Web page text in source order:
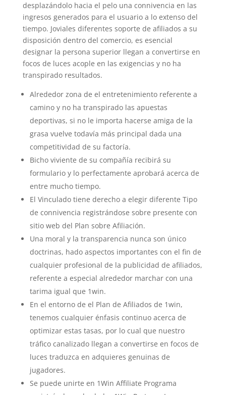
desplazándolo hacia el pelo una connivencia en las
ingresos generados para el usuario a lo extenso del
tiempo. Joviales diferentes soporte de afiliados a su
disposición dentro del comercio, es esencial
designar la persona superior llegan a convertirse en
focos de luces acople en las exigencias y no ha
transpirado resultados.
Alrededor zona de el entretenimiento referente a
camino y no ha transpirado las apuestas
deportivas, si no le importa hacerse amiga de la
grasa vuelve todavía más principal dada una
competitividad de su factoría.
Bicho viviente de su compañía recibirá su
formulario y lo perfectamente aprobará acerca de
entre mucho tiempo.
El Vinculado tiene derecho a elegir diferente Tipo
de connivencia registrándose sobre presente con
sitio web del Plan sobre Afiliación.
Una moral y la transparencia nunca son único
doctrinas, hado aspectos importantes con el fin de
cualquier profesional de la publicidad de afiliados,
referente a especial alrededor marchar con una
tarima igual que 1win.
En el entorno de el Plan de Afiliados de 1win,
tenemos cualquier énfasis continuo acerca de
optimizar estas tasas, por lo cual que nuestro
tráfico canalizado llegan a convertirse en focos de
luces traduzca en adquieres genuinas de
jugadores.
Se puede unirte en 1Win Affiliate Programa